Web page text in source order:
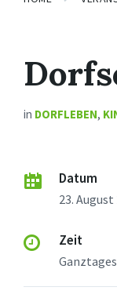
in DORFLEBEN,
Datum
23. August
Zeit